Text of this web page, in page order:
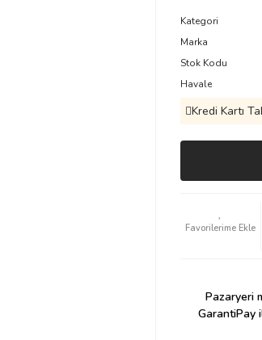
Kategori
Marka
Stok Kodu
Havale
Kredi Kartı
Pazaryeri
GarantiPay